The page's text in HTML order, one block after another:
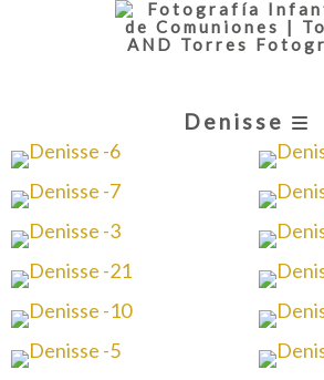
Denisse